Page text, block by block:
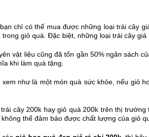
chỉ có thể mua được những loại trái cây
giỏ quà. Đặc biệt, những loại trái cây
vật liệu cũng đã tốn gần 50% ngân sách
khi làm quà tặng.
như là một món quà sức khỏe, nếu giỏ
cây 200k hay giỏ quà 200k trên thị
thể đảm bảo được chất lượng của giỏ